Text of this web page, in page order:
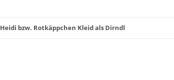
Heidi bzw. Rotkäppchen Kleid als Dirndl